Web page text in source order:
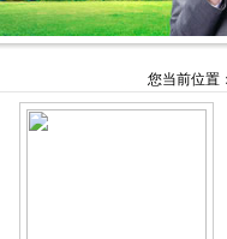
您当前位置：